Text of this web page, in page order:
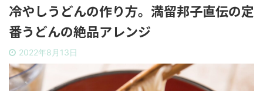
冷やしうどんの作り方。満留邦子直伝の定
番うどんの絶品アレンジ
2022年8月13日